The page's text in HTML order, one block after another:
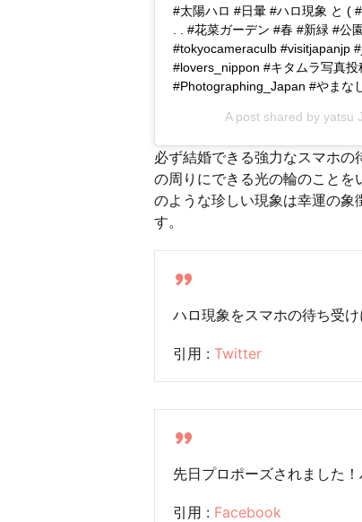
#太陽ハロ #日暈 #ハロ現象 と (
. . #花菜ガーデン #春 #新緑 #
#tokyocameraculb #visitjapanjp
#lovers_nippon #キタムラ写真
#Photographing_Japan #やまな
A post shared by yatsu
必ず結婚できる強力なスマホの
の周りにできる光の輪のことを
のような珍しい現象は幸運の象
す。
ハロ現象をスマホの待ち受
引用 : Twitter
先日プロポーズされました
引用 : Facebook